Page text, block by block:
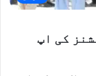
کی اپ